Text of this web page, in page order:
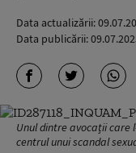
Data actualizării:
Data publicării:
Unul dintre avocații care
centrul unui scandal